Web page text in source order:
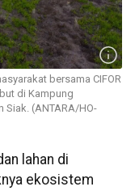
bersama CIFOR
di Kampung
Siak. (ANTARA/HO-
lahan di
ekosistem